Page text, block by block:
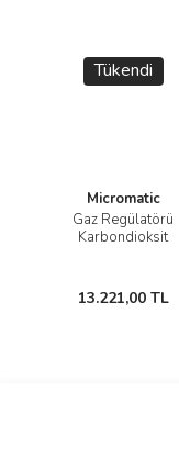
Tükendi
Micromatic
Gaz Regülatörü
Karbondioksit
13.221,00 TL